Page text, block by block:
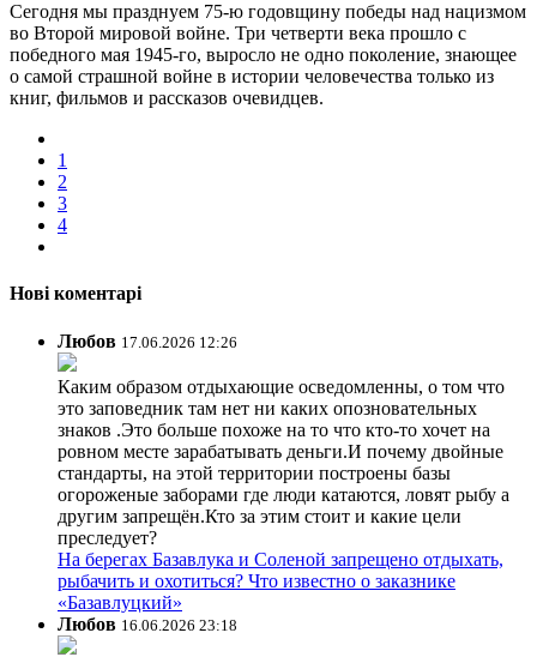
Сегодня мы празднуем 75-ю годовщину победы над нацизмом
во Второй мировой войне. Три четверти века прошло с
победного мая 1945-го, выросло не одно поколение, знающее
о самой страшной войне в истории человечества только из
книг, фильмов и рассказов очевидцев.
1
2
3
4
Нові коментарі
Любов 17.06.2026 12:26
Каким образом отдыхающие осведомленны, о том что
это заповедник там нет ни каких опозновательных
знаков .Это больше похоже на то что кто-то хочет на
ровном месте зарабатывать деньги.И почему двойные
стандарты, на этой территории построены базы
огороженые заборами где люди катаются, ловят рыбу а
другим запрещён.Кто за этим стоит и какие цели
преследует?
На берегах Базавлука и Соленой запрещено отдыхать,
рыбачить и охотиться? Что известно о заказнике
«Базавлуцкий»
Любов 16.06.2026 23:18